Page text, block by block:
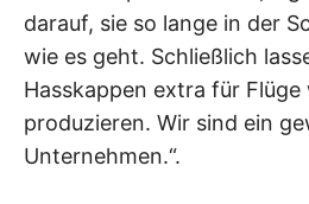
darauf, sie so lange in der
wie es geht. Schließlich
Hasskappen extra für Flüge
produzieren. Wir sind ein
Unternehmen.“.